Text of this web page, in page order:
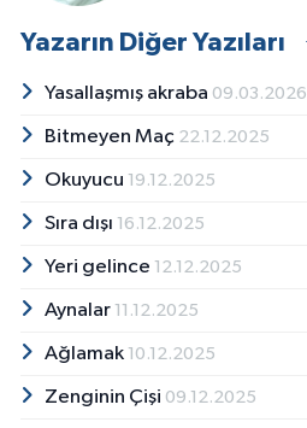
Yazarın Diğer Yazıları
Yasallaşmış akraba 09.03.2026
Bitmeyen Maç 22.12.2025
Okuyucu 19.12.2025
Sıra dışı 16.12.2025
Yeri gelince 12.12.2025
Aynalar 11.12.2025
Ağlamak 10.12.2025
Zenginin Çişi 09.12.2025